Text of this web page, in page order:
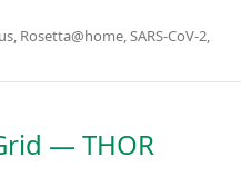
Rosetta@home SARS-CoV-2
— THOR